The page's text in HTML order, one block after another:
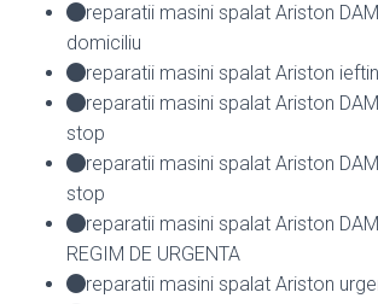
reparatii masini spalat Ariston
domiciliu
reparatii masini spalat Ariston
reparatii masini spalat Ariston
stop
reparatii masini spalat Ariston
stop
reparatii masini spalat Ariston
REGIM DE URGENTA
reparatii masini spalat Ariston